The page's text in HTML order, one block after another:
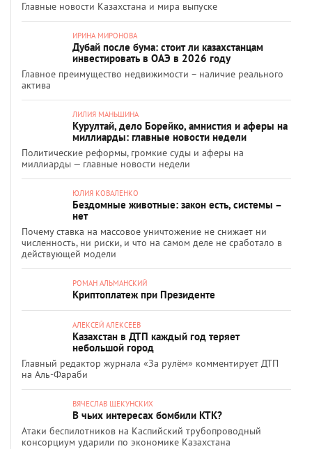
Главные новости Казахстана и мира выпуске
ИРИНА МИРОНОВА
Дубай после бума: стоит ли казахстанцам
инвестировать в ОАЭ в 2026 году
Главное преимущество недвижимости – наличие реального
актива
ЛИЛИЯ МАНЬШИНА
Курултай, дело Борейко, амнистия и аферы на
миллиарды: главные новости недели
Политические реформы, громкие суды и аферы на
миллиарды — главные новости недели
ЮЛИЯ КОВАЛЕНКО
Бездомные животные: закон есть, системы –
нет
Почему ставка на массовое уничтожение не снижает ни
численность, ни риски, и что на самом деле не сработало в
действующей модели
РОМАН АЛЬМАНСКИЙ
Криптоплатеж при Президенте
АЛЕКСЕЙ АЛЕКСЕЕВ
Казахстан в ДТП каждый год теряет
небольшой город
Главный редактор журнала «За рулём» комментирует ДТП
на Аль-Фараби
ВЯЧЕСЛАВ ЩЕКУНСКИХ
В чьих интересах бомбили КТК?
Атаки беспилотников на Каспийский трубопроводный
консорциум ударили по экономике Казахстана